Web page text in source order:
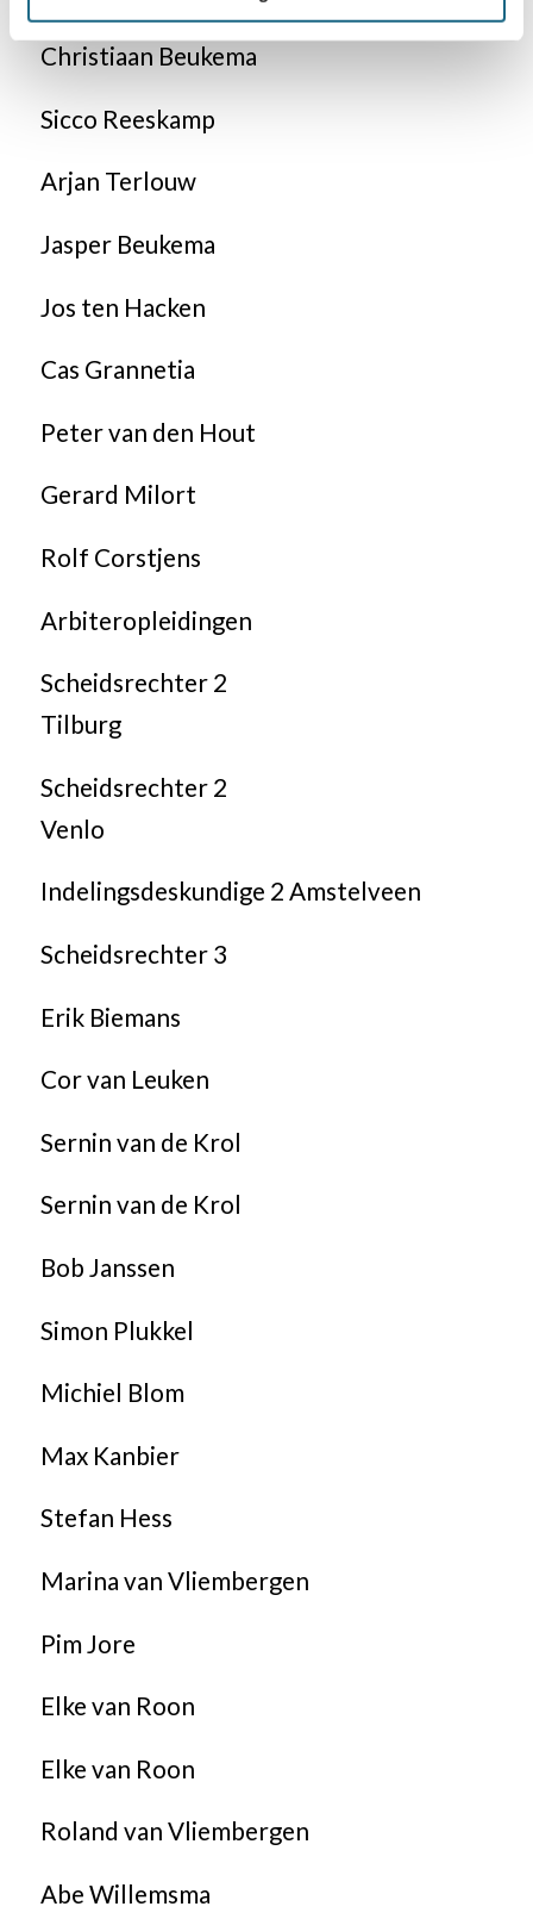
Christiaan Beukema
Sicco Reeskamp
Arjan Terlouw
Jasper Beukema
Jos ten Hacken
Cas Grannetia
Peter van den Hout
Gerard Milort
Rolf Corstjens
Arbiteropleidingen
Scheidsrechter 2
Tilburg
Scheidsrechter 2
Venlo
Indelingsdeskundige 2 Amstelveen
Scheidsrechter 3
Erik Biemans
Cor van Leuken
Sernin van de Krol
Sernin van de Krol
Bob Janssen
Simon Plukkel
Michiel Blom
Max Kanbier
Stefan Hess
Marina van Vliembergen
Pim Jore
Elke van Roon
Elke van Roon
Roland van Vliembergen
Abe Willemsma